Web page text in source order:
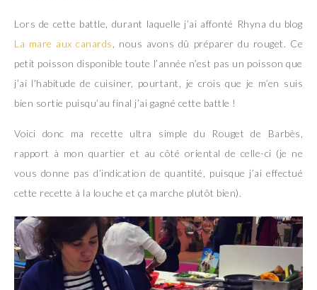
Lors de cette battle, durant laquelle j’ai affonté Rhyna du blog
La mare aux canards
, nous avons dû préparer du rouget. Ce
petit poisson disponible toute l’année n’est pas un poisson que
j’ai l’habitude de cuisiner, pourtant, je crois que je m’en suis
bien sortie puisqu’au final j’ai gagné cette battle !
Voici donc ma recette ultra simple du Rouget de Barbès,
rapport à mon quartier et au côté oriental de celle-ci (je ne
vous donne pas d’indication de quantité, puisque j’ai effectué
cette recette à la louche et ça marche plutôt bien).